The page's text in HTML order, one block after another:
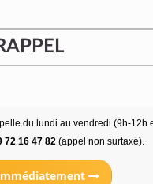
du lundi au vendredi (9h-12h
72 16 47 82(appel non surtaxé).